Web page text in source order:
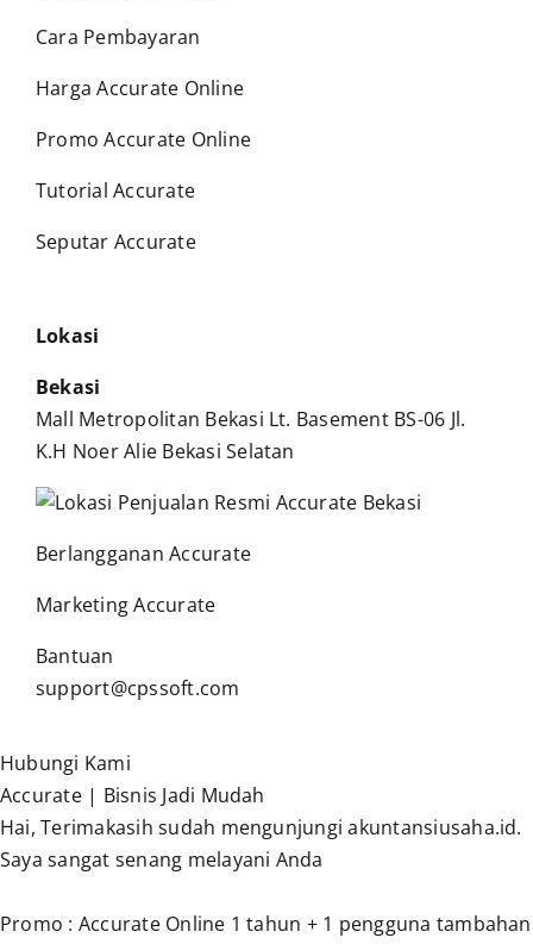
Cara Pembayaran
Harga Accurate Online
Promo Accurate Online
Tutorial Accurate
Seputar Accurate
Lokasi
Bekasi
Mall Metropolitan Bekasi Lt. Basement BS-06 Jl.
K.H Noer Alie Bekasi Selatan
Berlangganan Accurate
Marketing Accurate
Bantuan
support@cpssoft.com
Hubungi Kami
Accurate | Bisnis Jadi Mudah
Hai, Terimakasih sudah mengunjungi akuntansiusaha.id.
Saya sangat senang melayani Anda
Promo : Accurate Online 1 tahun + 1 pengguna tambahan